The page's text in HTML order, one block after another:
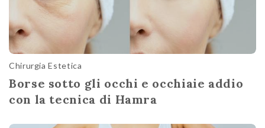
Chirurgia Estetica
Borse sotto gli occhi e occhiaie addio
con la tecnica di Hamra